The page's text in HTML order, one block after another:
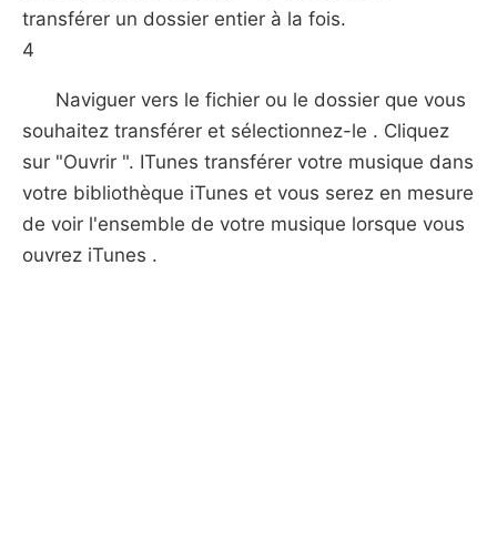
transférer un dossier entier à la fois.
4
Naviguer vers le fichier ou le dossier que vous
souhaitez transférer et sélectionnez-le . Cliquez
sur "Ouvrir ". ITunes transférer votre musique dans
votre bibliothèque iTunes et vous serez en mesure
de voir l'ensemble de votre musique lorsque vous
ouvrez iTunes .